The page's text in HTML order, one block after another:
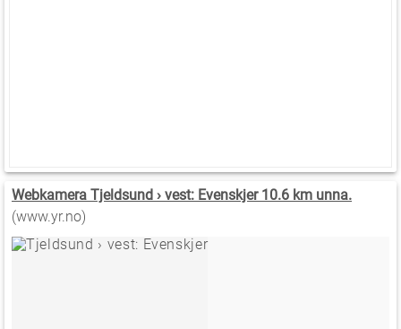
Webkamera Tjeldsund › vest: Evenskjer 10.6 km unna.
(www.yr.no)